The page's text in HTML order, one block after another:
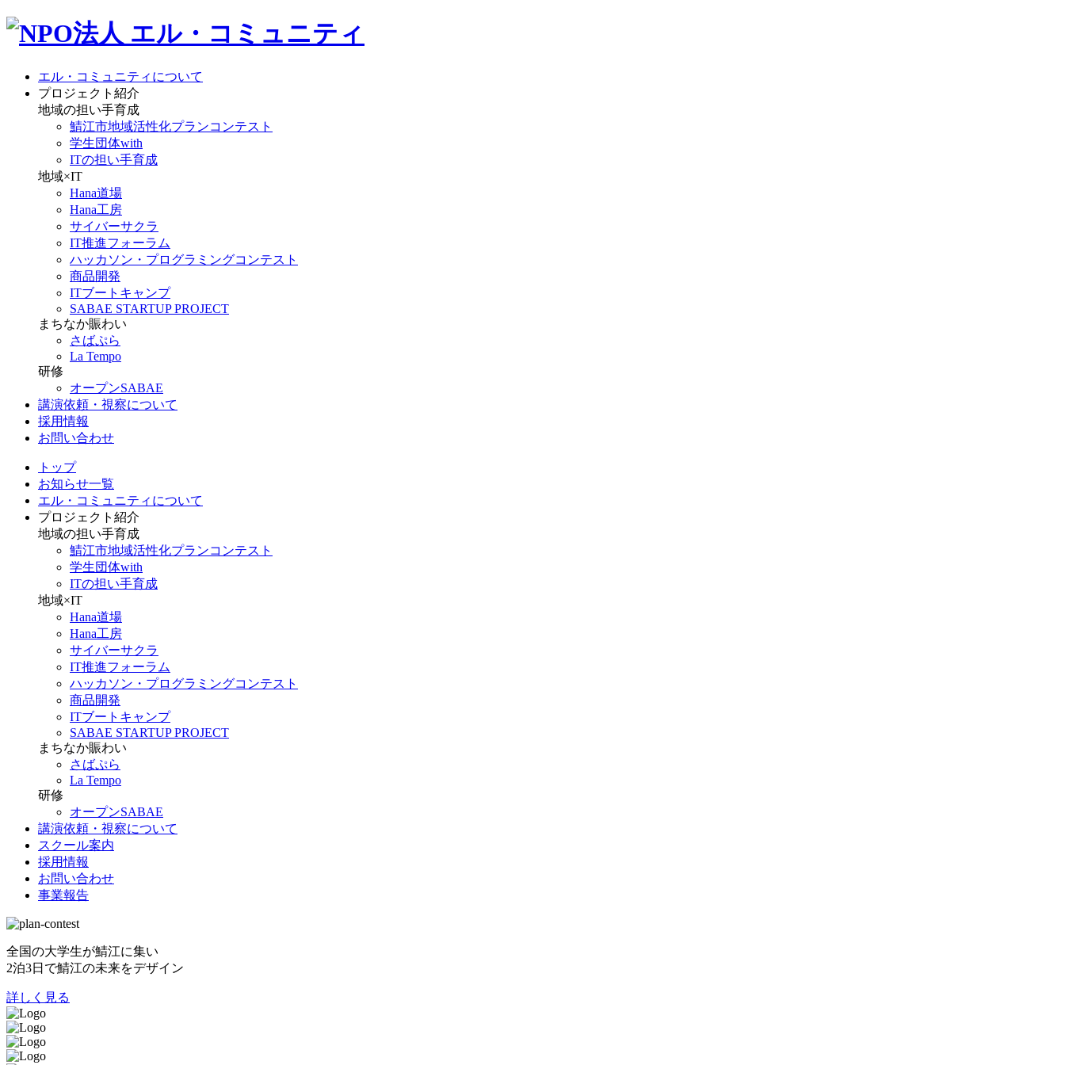
エル・コミュニティについて
プロジェクト紹介
地域の担い手育成
鯖江市地域活性化プランコンテスト
学生団体with
ITの担い手育成
地域×IT
Hana道場
Hana工房
サイバーサクラ
IT推進フォーラム
ハッカソン・プログラミングコンテスト
商品開発
ITブートキャンプ
SABAE STARTUP PROJECT
まちなか賑わい
さばぷら
La Tempo
研修
オープンSABAE
講演依頼・視察について
採用情報
お問い合わせ
トップ
お知らせ一覧
エル・コミュニティについて
プロジェクト紹介
地域の担い手育成
鯖江市地域活性化プランコンテスト
学生団体with
ITの担い手育成
地域×IT
Hana道場
Hana工房
サイバーサクラ
IT推進フォーラム
ハッカソン・プログラミングコンテスト
商品開発
ITブートキャンプ
SABAE STARTUP PROJECT
まちなか賑わい
さばぷら
La Tempo
研修
オープンSABAE
講演依頼・視察について
スクール案内
採用情報
お問い合わせ
事業報告
全国の大学生が鯖江に集い
2泊3日で鯖江の未来をデザイン
詳しく見る